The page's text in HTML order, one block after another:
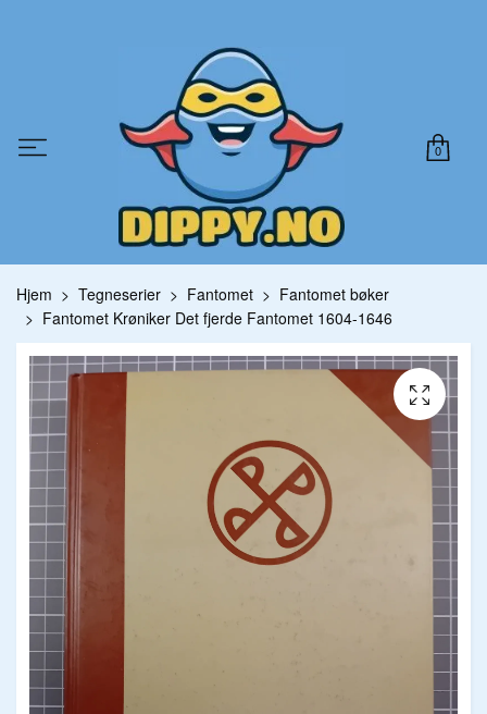
0
Hjem Tegneserier Fantomet
Fantomet bøker
Fantomet Krøniker Det fjerde Fantomet 1604-1646